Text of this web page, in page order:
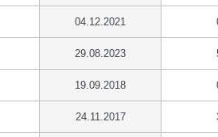
04.12.2021
29.08.2023
19.09.2018
24.11.2017